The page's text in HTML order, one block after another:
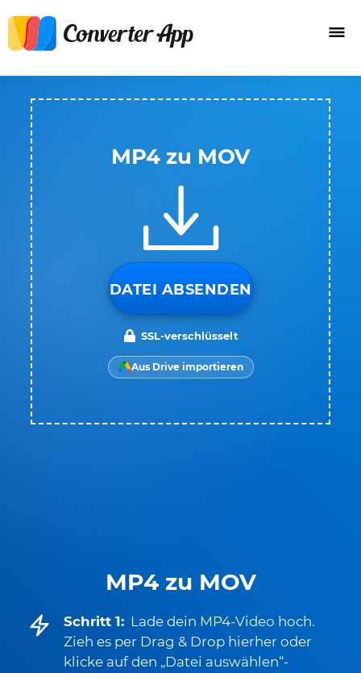
MP4 zu MOV
Schritt 1: Lade dein MP4-Video hoch.
Zieh es per Drag & Drop hierher oder
klicke auf den „Datei auswählen“-
MP4 zu MOV
DATEI ABSENDEN
SSL-verschlüsselt
Aus Drive importieren